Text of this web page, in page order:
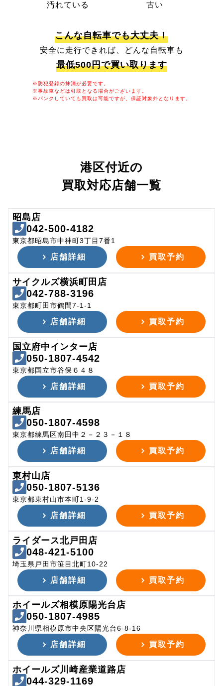
汚れている 古い
こんな自転車でも大丈夫！
安全に走行できれば、どんな自転車も
最低500円で買い取ります
※防犯登録の抹消が必要です。
※事故車などは引取となる場合がございます。
※パンクしていても買取は可能ですが、保証対象外となります。
港区付近の
買取対応店舗一覧
昭島店
042-500-4182
東京都昭島市中神町3丁目7番1
店舗詳細 買取予約
サイクルズ横浜町田店
042-788-3196
東京都町田市鶴間7-1-1
店舗詳細 買取予約
国立府中インター店
050-1807-4542
東京都国立市谷保６４８
店舗詳細 買取予約
練馬店
050-1807-4598
東京都練馬区南田中２－２３－１８
店舗詳細 買取予約
東村山店
050-1807-5136
東京都東村山市本町1-9-2
店舗詳細 買取予約
ライダース北戸田店
048-421-5100
埼玉県戸田市笹目北町10-22
店舗詳細 買取予約
ホイールズ相模原陽光台店
050-1807-4985
神奈川県相模原市中央区陽光台6-8-16
店舗詳細 買取予約
ホイールズ川崎産業道路店
044-329-1169